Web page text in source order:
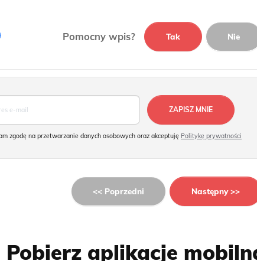
Pomocny wpis? Tak Nie
zgodę na przetwarzanie danych osobowych oraz akceptuję Politykę prywatności
<< Poprzedni Następny >>
Pobierz aplikacje